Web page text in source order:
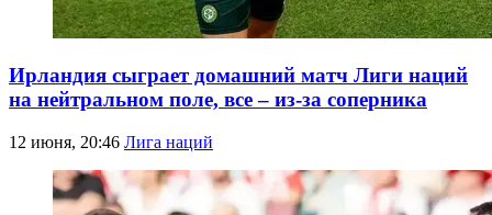
Ирландия сыграет домашний матч Лиги наций
на нейтральном поле, все – из-за соперника
12 июня, 20:46 Лига наций